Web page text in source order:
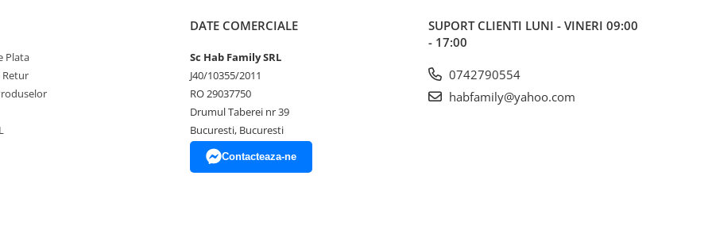
Plata
Retur
DATE COMERCIALE
Sc Hab Family SRL
J40/10355/2011
RO 29037750
Drumul Taberei nr 39
Bucuresti, Bucuresti
Contacteaza-ne
SUPORT CLIENTI LUNI - VINERI 09:00
- 17:00
0742790554
habfamily@yahoo.com